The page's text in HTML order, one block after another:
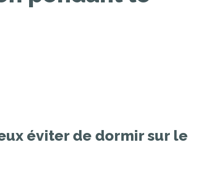
éviter de dormir sur le